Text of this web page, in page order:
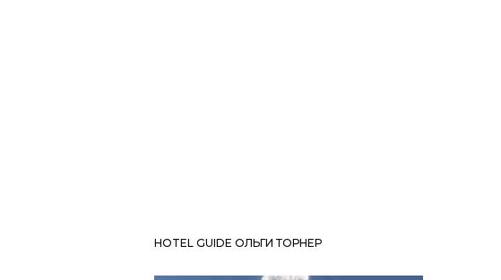
HOTEL GUIDE ОЛЬГИ ТОРНЕР